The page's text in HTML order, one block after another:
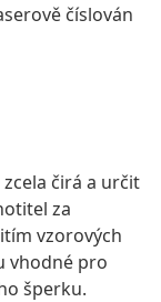
číslován
čirá a určit
za
vzorových
vhodné pro
šperku.